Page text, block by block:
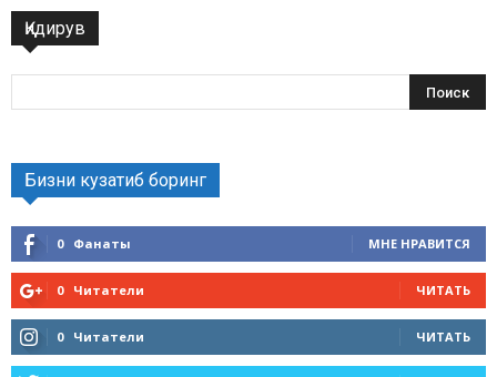
Қидирув
Бизни кузатиб боринг
0 Фанаты МНЕ НРАВИТСЯ
0 Читатели ЧИТАТЬ
0 Читатели ЧИТАТЬ